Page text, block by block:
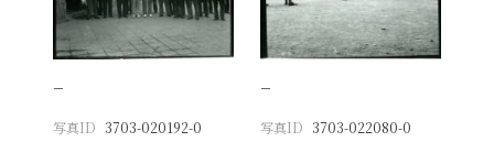
−
写真ID 3703-020192-0
−
写真ID 3703-022080-0